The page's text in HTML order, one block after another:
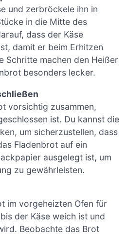
und zerbröckele ihn in
in die Mitte des
dass der Käse
damit er beim Erhitzen
Schritte machen den Heißer
besonders lecker.
vorsichtig zusammen,
ist. Du kannst die
um sicherzustellen, dass
Fladenbrot auf ein
ausgelegt ist, um
zu gewährleisten.
im vorgeheizten Ofen für
der Käse weich ist und
Beobachte das Brot